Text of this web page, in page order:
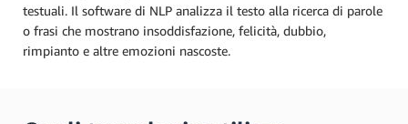
testuali. Il software di NLP analizza il testo alla ricerca di parole
o frasi che mostrano insoddisfazione, felicità, dubbio,
rimpianto e altre emozioni nascoste.